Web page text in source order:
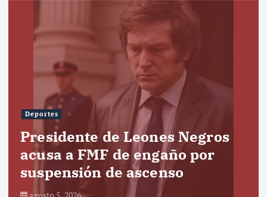
Deportes
Presidente de Leones Negros
acusa a FMF de engaño por
suspensión de ascenso